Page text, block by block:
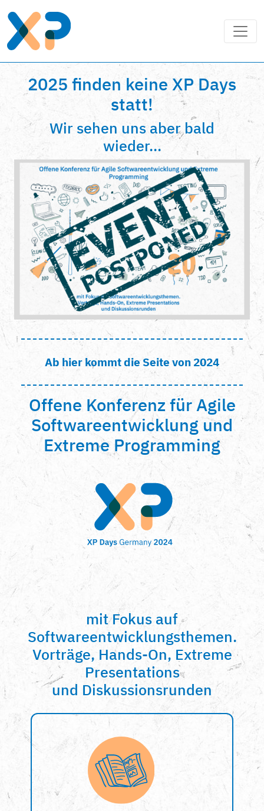
2025 finden keine XP Days
statt!
Wir sehen uns aber bald
wieder...
Ab hier kommt die Seite von 2024
Offene Konferenz für Agile
Softwareentwicklung und
Extreme Programming
mit Fokus auf
Softwareentwicklungsthemen.
Vorträge, Hands-On, Extreme
Presentations
und Diskussionsrunden